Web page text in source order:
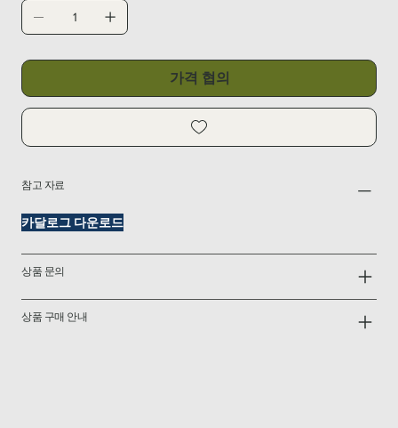
가격 협의
참고 자료
카달로그 다운로드
상품 문의
상품 구매 안내